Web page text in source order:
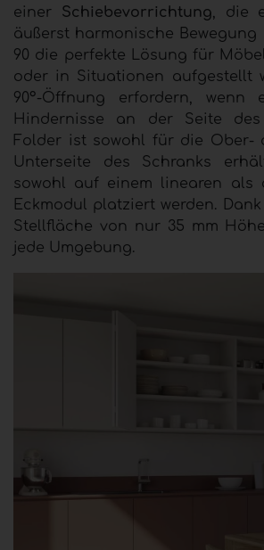
einer Schiebevorrichtung, die
äußerst harmonische
90 die perfekte Lösung für
oder in Situationen aufgestellt
90°-Öffnung erfordern, wenn
Hindernisse an der Seite
Folder ist sowohl für die Ober-
Unterseite des Schranks
sowohl auf einem linearen als
Eckmodul platziert werden.
Stellfläche von nur 35 mm
jede Umgebung.